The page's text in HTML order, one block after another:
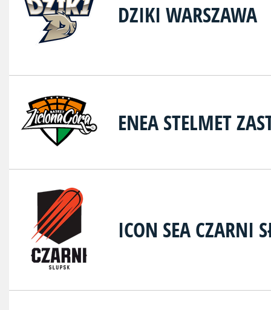
DZIKI WARSZAWA
ENEA STELMET
ICON SEA CZARNI